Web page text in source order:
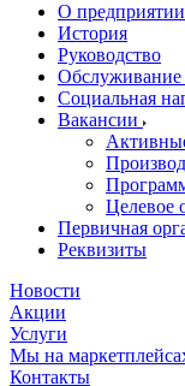
О предприятии
История
Руководство
Обслуживание
Социальная
Вакансии
Целевое
Первичная
Реквизиты
Новости
Акции
Услуги
Мы на
Контакты